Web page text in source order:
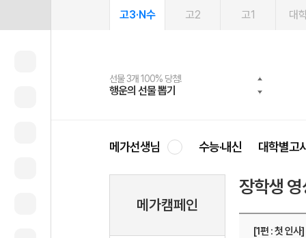
고3·N수 고2 고1 대
선물 3개 100% 당첨!
행운의 선물 뽑기
선물 100% 증정!
메가스터디 X 올리브
여름방학 스터디 캐시백
메가런 썸머스쿨
2027 러셀 단과
강사 공개선발
스마트러닝앱
설문 EVENT
메가패스
3일 무료 체험권
메가패스 수강생 무료혜택!
메가클럽 멤버십
사회공헌 캠페인
희망이룸 메가나눔
메가선생님 수능·내신 대학별고
메가캠페인
장학생
[1편 : 첫 인사]